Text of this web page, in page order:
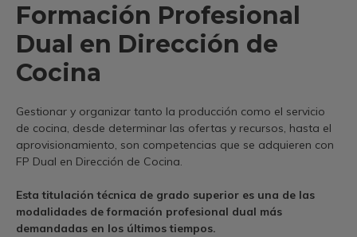
Formación Profesional
Dual en Dirección de
Cocina
Gestionar y organizar tanto la producción como el servicio
de cocina, desde determinar las ofertas y recursos, hasta el
aprovisionamiento, son competencias que se adquieren con
FP Dual en Dirección de Cocina.
Esta titulación técnica de grado superior es una de las
modalidades de formación profesional dual más
demandadas en los últimos tiempos.